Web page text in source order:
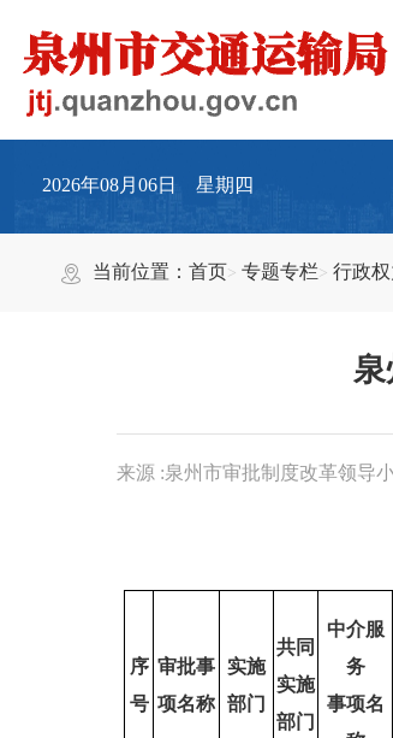
2026年08月06日 星期四
当前位置：首页 专题专栏 行政
来源 :泉州市审批制度改革领导
序
号
审批事
项名称
实施
部门
共同
实施
部门
中介服
务
事项名